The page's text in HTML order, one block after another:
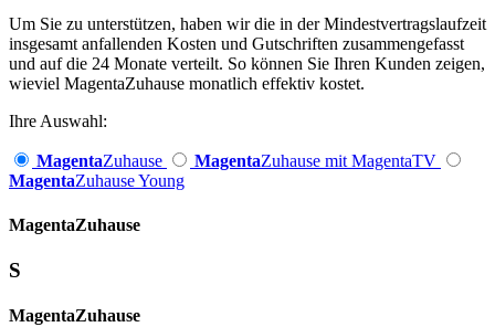
Um Sie zu unterstützen, haben wir die in der Mindestvertragslaufzeit
insgesamt anfallenden Kosten und Gutschriften zusammengefasst
und auf die 24 Monate verteilt. So können Sie Ihren Kunden zeigen,
wieviel MagentaZuhause monatlich effektiv kostet.
Ihre Auswahl:
MagentaZuhause MagentaZuhause mit MagentaTV
MagentaZuhause Young
Magenta­Zuhause
S
Magenta­Zuhause